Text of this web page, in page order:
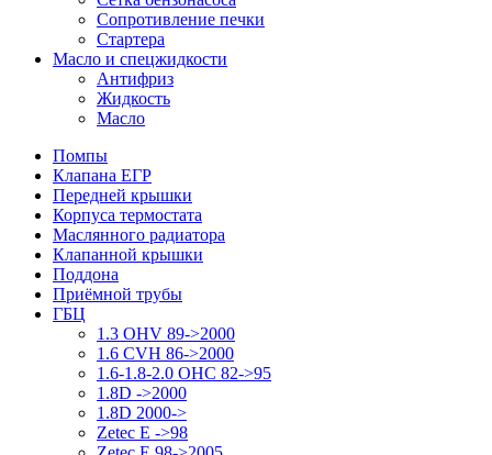
Сопротивление печки
Стартера
Масло и спецжидкости
Антифриз
Жидкость
Масло
Помпы
Клапана ЕГР
Передней крышки
Корпуса термостата
Маслянного радиатора
Клапанной крышки
Поддона
Приёмной трубы
ГБЦ
1.3 OHV 89->2000
1.6 CVH 86->2000
1.6-1.8-2.0 OHC 82->95
1.8D ->2000
1.8D 2000->
Zetec E ->98